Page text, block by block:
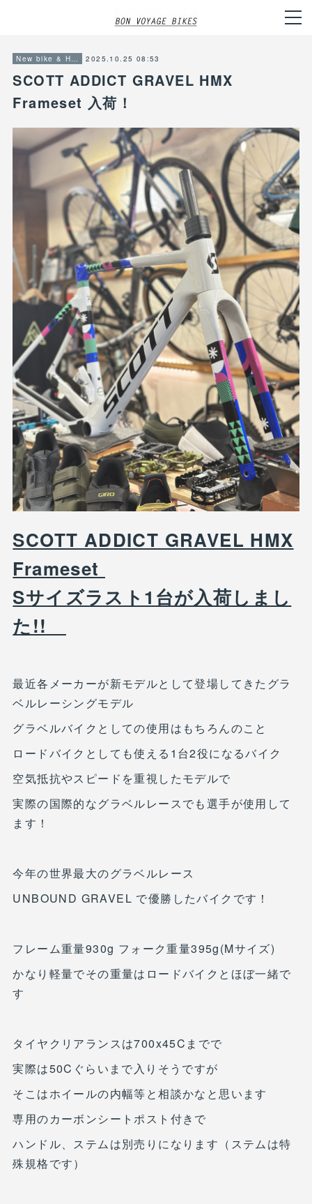
New bike & Hot item info 2025.10.25 08:53
SCOTT ADDICT GRAVEL HMX
Frameset 入荷！
SCOTT ADDICT GRAVEL HMX
Frameset
Sサイズラスト1台が入荷しまし
た!!
最近各メーカーが新モデルとして登場してきたグラ
ベルレーシングモデル
グラベルバイクとしての使用はもちろんのこと
ロードバイクとしても使える1台2役になるバイク
空気抵抗やスピードを重視したモデルで
実際の国際的なグラベルレースでも選手が使用して
ます！
今年の世界最大のグラベルレース
UNBOUND GRAVEL で優勝したバイクです！
フレーム重量930g フォーク重量395g(Mサイズ)
かなり軽量でその重量はロードバイクとほぼ一緒で
す
タイヤクリアランスは700x45Cまでで
実際は50Cぐらいまで入りそうですが
そこはホイールの内幅等と相談かなと思います
専用のカーボンシートポスト付きで
ハンドル、ステムは別売りになります（ステムは特
殊規格です）